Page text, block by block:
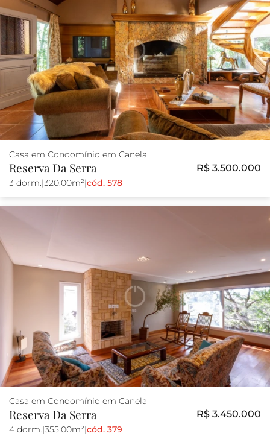
Casa em Condomínio em Canela
Reserva Da Serra R$ 3.500.000
3 dorm.|320.00m²|cód. 578
Casa em Condomínio em Canela
Reserva Da Serra R$ 3.450.000
4 dorm.|355.00m²|cód. 379